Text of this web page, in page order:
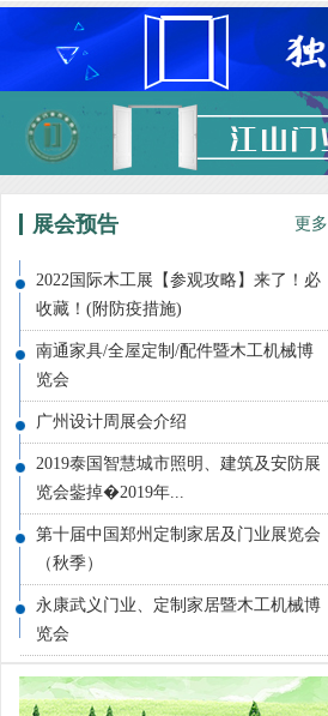
展会预告 更多
2022国际木工展【参观攻略】来了！必
收藏！(附防疫措施)
南通家具/全屋定制/配件暨木工机械博
览会
广州设计周展会介绍
2019泰国智慧城市照明、建筑及安防展
览会鈭掉�2019年...
第十届中国郑州定制家居及门业展览会
（秋季）
永康武义门业、定制家居暨木工机械博
览会